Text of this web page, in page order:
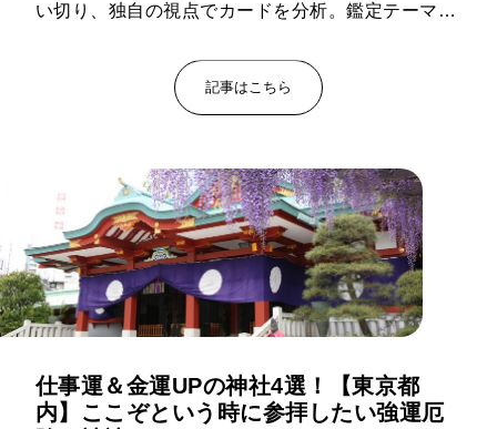
い切り、独自の視点でカードを分析。鑑定テーマは
の動画も投稿中。 内面から美しく、そして自分に自
信を持てるようになるためのアドバイスを、毎週お
記事はこちら
仕事運＆金運UPの神社4選！【東京都
内】ここぞという時に参拝したい強運厄